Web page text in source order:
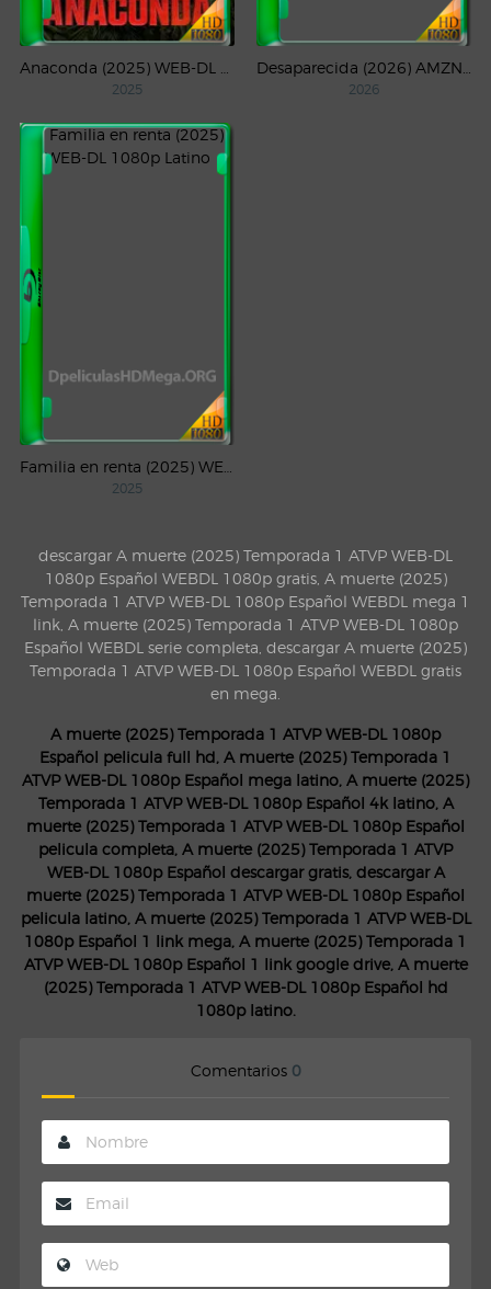
2025 2026
2025
descargar A muerte (2025) Temporada 1 ATVP WEB-DL
1080p Español WEBDL 1080p gratis, A muerte (2025)
Temporada 1 ATVP WEB-DL 1080p Español WEBDL mega 1
link, A muerte (2025) Temporada 1 ATVP WEB-DL 1080p
Español WEBDL serie completa, descargar A muerte (2025)
Temporada 1 ATVP WEB-DL 1080p Español WEBDL gratis
en mega.
A muerte (2025) Temporada 1 ATVP WEB-DL 1080p
Español pelicula full hd, A muerte (2025) Temporada 1
ATVP WEB-DL 1080p Español mega latino, A muerte (2025)
Temporada 1 ATVP WEB-DL 1080p Español 4k latino, A
muerte (2025) Temporada 1 ATVP WEB-DL 1080p Español
pelicula completa, A muerte (2025) Temporada 1 ATVP
WEB-DL 1080p Español descargar gratis, descargar A
muerte (2025) Temporada 1 ATVP WEB-DL 1080p Español
pelicula latino, A muerte (2025) Temporada 1 ATVP WEB-DL
1080p Español 1 link mega, A muerte (2025) Temporada 1
ATVP WEB-DL 1080p Español 1 link google drive, A muerte
(2025) Temporada 1 ATVP WEB-DL 1080p Español hd
1080p latino.
Comentarios 0